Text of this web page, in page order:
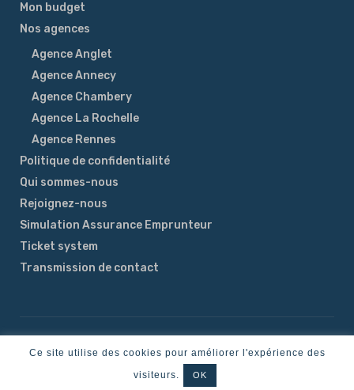
Mon budget
Nos agences
Agence Anglet
Agence Annecy
Agence Chambery
Agence La Rochelle
Agence Rennes
Politique de confidentialité
Qui sommes-nous
Rejoignez-nous
Simulation Assurance Emprunteur
Ticket system
Transmission de contact
© 2025, City and Co | CréditsTemporama Digital|Sitemap
Ce site utilise des cookies pour améliorer l'expérience des
visiteurs.
OK